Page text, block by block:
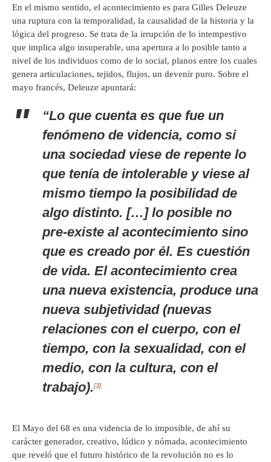
En el mismo sentido, el acontecimiento es para Gilles Deleuze
una ruptura con la temporalidad, la causalidad de la historia y la
lógica del progreso. Se trata de la irrupción de lo intempestivo
que implica algo insuperable, una apertura a lo posible tanto a
nivel de los individuos como de lo social, planos entre los cuales
genera articulaciones, tejidos, flujos, un devenir puro. Sobre el
mayo francés, Deleuze apuntará:
“Lo que cuenta es que fue un
fenómeno de videncia, como si
una sociedad viese de repente lo
que tenía de intolerable y viese al
mismo tiempo la posibilidad de
algo distinto. […] lo posible no
pre-existe al acontecimiento sino
que es creado por él. Es cuestión
de vida. El acontecimiento crea
una nueva existencia, produce una
nueva subjetividad (nuevas
relaciones con el cuerpo, con el
tiempo, con la sexualidad, con el
medio, con la cultura, con el
trabajo).[3]
El Mayo del 68 es una videncia de lo imposible, de ahí su
carácter generador, creativo, lúdico y nómada, acontecimiento
que reveló que el futuro histórico de la revolución no es lo